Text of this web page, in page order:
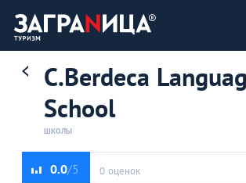
C.Berdeca
School
ШКОЛЫ
0.0 0 оценок